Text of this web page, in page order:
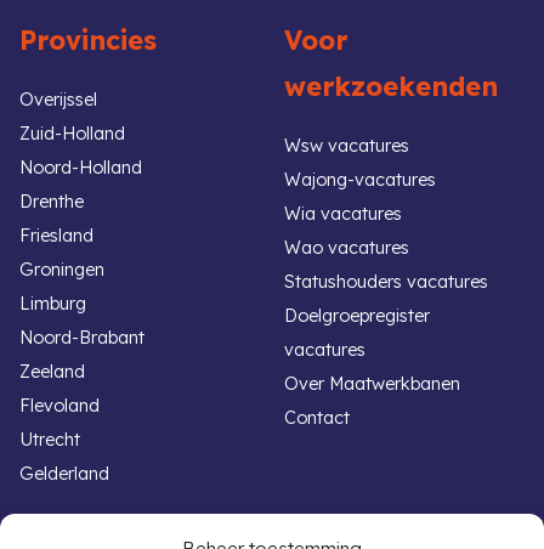
Provincies
Overijssel
Zuid-Holland
Noord-Holland
Drenthe
Friesland
Groningen
Limburg
Noord-Brabant
Zeeland
Flevoland
Utrecht
Gelderland
Voor
werkzoekenden
Wsw vacatures
Wajong-vacatures
Wia vacatures
Wao vacatures
Statushouders vacatures
Doelgroepregister
vacatures
Over Maatwerkbanen
Contact
Handige links Voor werkgevers